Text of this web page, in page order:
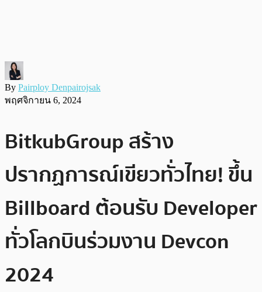
By Pairploy Denpairojsak
พฤศจิกายน 6, 2024
BitkubGroup สร้าง
ปรากฏการณ์เขียวทั่วไทย! ขึ้น
Billboard ต้อนรับ Developer
ทั่วโลกบินร่วมงาน Devcon
2024